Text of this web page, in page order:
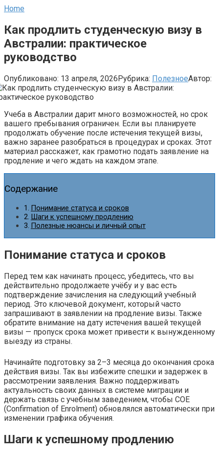
Home
Как продлить студенческую визу в
Австралии: практическое
руководство
Опубликовано: 13 апреля, 2026Рубрика: ПолезноеАвтор:
Учеба в Австралии дарит много возможностей, но срок
вашего пребывания ограничен. Если вы планируете
продолжать обучение после истечения текущей визы,
важно заранее разобраться в процедурах и сроках. Этот
материал расскажет, как грамотно подать заявление на
продление и чего ждать на каждом этапе.
Содержание
Понимание статуса и сроков
Шаги к успешному продлению
Полезные нюансы и личный опыт
Понимание статуса и сроков
Перед тем как начинать процесс, убедитесь, что вы
действительно продолжаете учёбу и у вас есть
подтверждение зачисления на следующий учебный
период. Это ключевой документ, который часто
запрашивают в заявлении на продление визы. Также
обратите внимание на дату истечения вашей текущей
визы — пропуск срока может привести к вынужденному
выезду из страны.
Начинайте подготовку за 2–3 месяца до окончания срока
действия визы. Так вы избежите спешки и задержек в
рассмотрении заявления. Важно поддерживать
актуальность своих данных в системе миграции и
держать связь с учебным заведением, чтобы COE
(Confirmation of Enrolment) обновлялся автоматически при
изменении графика обучения.
Шаги к успешному продлению